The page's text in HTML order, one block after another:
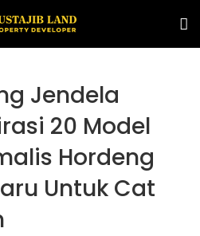
Jendela
20 Model
Hordeng
Untuk Cat